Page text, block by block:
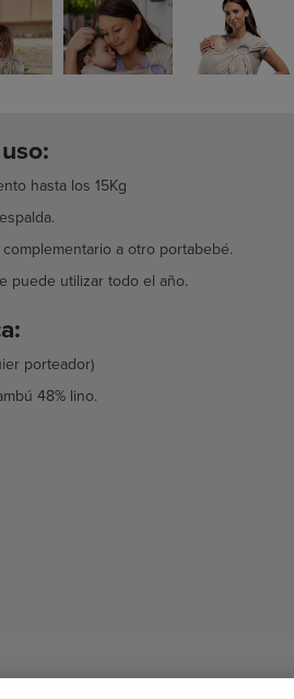
hasta los 15Kg
a otro portabebé.
puede utilizar todo el año.
porteador)
48% lino.